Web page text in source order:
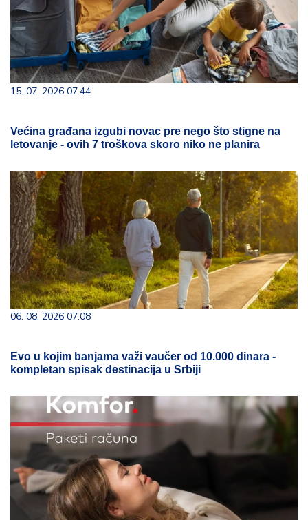
15. 07. 2026 07:44
Većina građana izgubi novac pre nego što stigne na
letovanje - ovih 7 troškova skoro niko ne planira
06. 08. 2026 07:08
Evo u kojim banjama važi vaučer od 10.000 dinara -
kompletan spisak destinacija u Srbiji